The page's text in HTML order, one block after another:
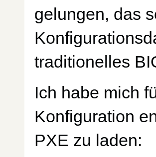
gelungen, das
traditionelles
Ich habe mich
Konfiguration
PXE zu laden: